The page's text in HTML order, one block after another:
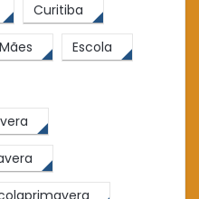
Curitiba
Escola